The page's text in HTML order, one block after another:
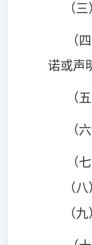
（
（
诺或声
（
（
（
（
（